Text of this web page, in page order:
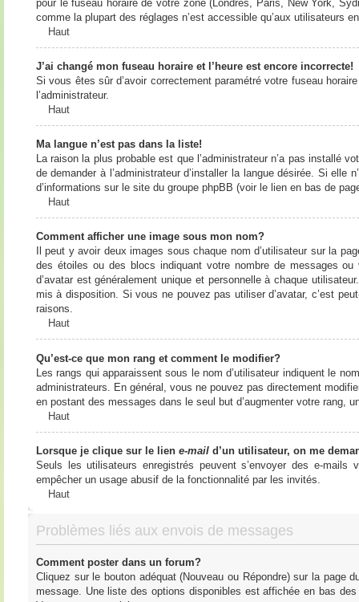
pour le fuseau horaire de votre zone (Londres, Paris, New York,
comme la plupart des réglages n’est accessible qu’aux utilisateurs
Haut
J’ai changé mon fuseau horaire et l’heure est encore incorrecte!
Si vous êtes sûr d’avoir correctement paramétré votre fuseau
l’administrateur.
Haut
Ma langue n’est pas dans la liste!
La raison la plus probable est que l’administrateur n’a pas installé
de demander à l’administrateur d’installer la langue désirée. Si
d’informations sur le site du groupe phpBB (voir le lien en bas de
Haut
Comment afficher une image sous mon nom?
Il peut y avoir deux images sous chaque nom d’utilisateur sur la
des étoiles ou des blocs indiquant votre nombre de messages
d’avatar est généralement unique et personnelle à chaque
mis à disposition. Si vous ne pouvez pas utiliser d’avatar, c’est
raisons.
Haut
Qu’est-ce que mon rang et comment le modifier?
Les rangs qui apparaissent sous le nom d’utilisateur indiquent le
administrateurs. En général, vous ne pouvez pas directement
en postant des messages dans le seul but d’augmenter votre rang,
Haut
Lorsque je clique sur le lien e-maild’un utilisateur, on me
Seuls les utilisateurs enregistrés peuvent s’envoyer des e-
empêcher un usage abusif de la fonctionnalité par les invités.
Haut
Problèmes liés aux envois de messages
Comment poster dans un forum?
Cliquez sur le bouton adéquat (Nouveau ou Répondre) sur la page
message. Une liste des options disponibles est affichée en bas